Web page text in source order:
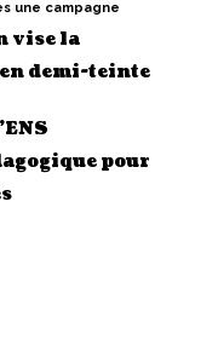
une campagne
vise la
demi-teinte
pour